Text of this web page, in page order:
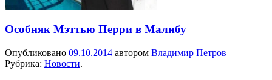
Особняк Мэттью Перри в Малибу
Опубликовано 09.10.2014 автором Владимир Петров
Рубрика: Новости.